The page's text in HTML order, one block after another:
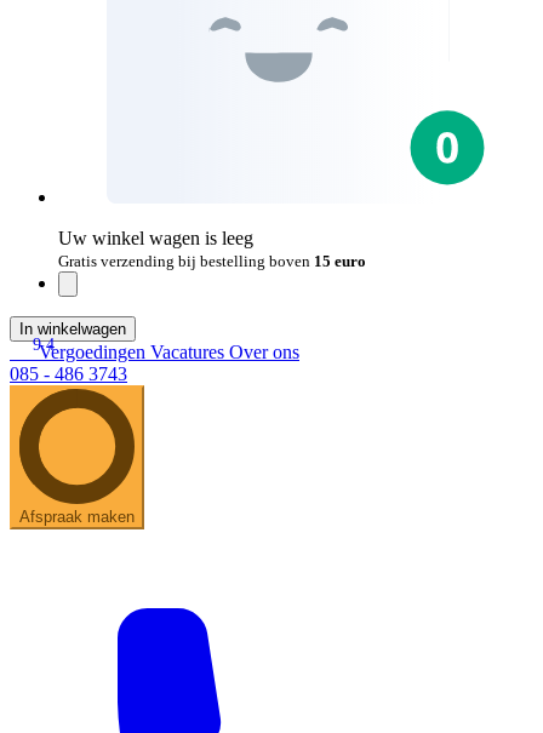
Uw winkel wagen is leeg
Gratis verzending bij bestelling boven 15 euro
In winkelwagen
9.4
Vergoedingen Vacatures Over ons
085 - 486 3743
Afspraak maken